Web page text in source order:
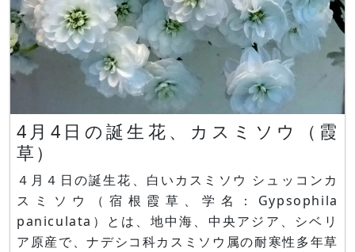
4月4日の誕生花、カスミソウ（霞
草）
４月４日の誕生花、白いカスミソウ シュッコンカ
スミソウ（宿根霞草、学名：Gypsophila
paniculata）とは、地中海、中央アジア、シベリ
ア原産で、ナデシコ科カスミソウ属の耐寒性多年草